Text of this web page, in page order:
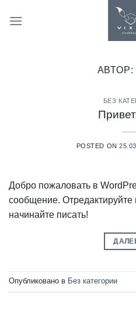
АВТОР:
БЕЗ
POSTED ON
Добро пожаловать в
сообщение. Отредактируйте
начинайте писать!
Опубликовано в Без категории